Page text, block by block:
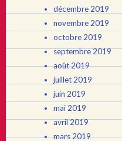
décembre 2019
novembre 2019
octobre 2019
septembre 2019
août 2019
juillet 2019
juin 2019
mai 2019
avril 2019
mars 2019